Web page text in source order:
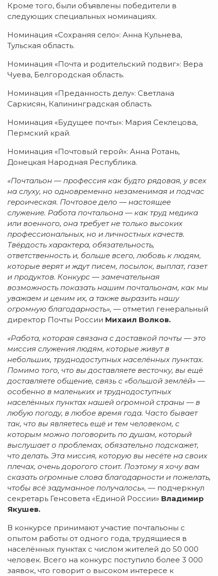
Кроме того, были объявлены победители в
следующих специальных номинациях.
Номинация «Сохраняя село»: Анна Кульнева,
Тульская область.
Номинация «Почта и родительский подвиг»: Вера
Чуева, Белгородская область.
Номинация «Преданность делу»: Светлана
Саркисян, Калининградская область.
Номинация «Будущее почты»: Мария Секлецова,
Пермский край.
Номинация «Почтовый герой»: Анна Ротань,
Донецкая Народная Республика.
«Почтальон — профессия как будто рядовая, у всех
на слуху, но одновременно незаменимая и подчас
героическая. Почтовое дело — настоящее
служение. Работа почтальона — как труд медика
или военного, она требует не только высоких
профессиональных, но и личностных качеств.
Твёрдость характера, обязательность,
ответственность и, больше всего, любовь к людям,
которые верят и ждут писем, посылок, выплат, газет
и продуктов. Конкурс — замечательная
возможность показать нашим почтальонам, как мы
уважаем и ценим их, а также выразить нашу
огромную благодарность», — отметил генеральный
директор Почты России Михаил Волков.
«Работа, которая связана с доставкой почты — это
миссия служения людям, которые живут в
небольших, труднодоступных населённых пунктах.
Помимо того, что вы доставляете весточку, вы ещё
доставляете общение, связь с «большой землёй» —
особенно в маленьких и труднодоступных
населённых пунктах нашей огромной страны — в
любую погоду, в любое время года. Часто бывает
так, что вы являетесь ещё и тем человеком, с
которым можно поговорить по душам, который
выслушает о проблемах, обязательно подскажет,
что делать. Эта миссия, которую вы несёте на своих
плечах, очень дорогого стоит. Поэтому я хочу вам
сказать огромные слова благодарности и пожелать,
чтобы всё задуманное получалось», — подчеркнул
секретарь Генсовета «Единой России» Владимир
Якушев.
В конкурсе принимают участие почтальоны с
опытом работы от одного года, трудящиеся в
населённых пунктах с числом жителей до 50 000
человек. Всего на конкурс поступило более 3 000
заявок, что говорит о высоком интересе к